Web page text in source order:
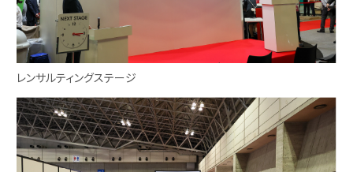
レンサルティングステージ